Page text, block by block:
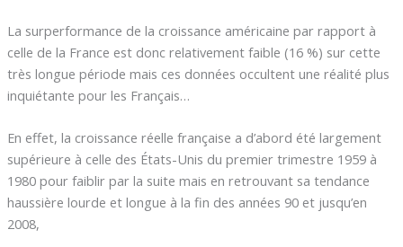
La surperformance de la croissance américaine par rapport à
celle de la France est donc relativement faible (16 %) sur cette
très longue période mais ces données occultent une réalité plus
inquiétante pour les Français…
En effet, la croissance réelle française a d’abord été largement
supérieure à celle des États-Unis du premier trimestre 1959 à
1980 pour faiblir par la suite mais en retrouvant sa tendance
haussière lourde et longue à la fin des années 90 et jusqu’en
2008,